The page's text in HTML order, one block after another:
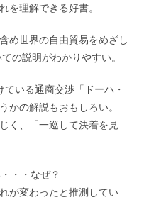
を理解できる好書。
め世界の自由貿易をめざし
の説明がわかりやすい。
いる通商交渉「ドーハ・
かの解説もおもしろい。
く、「一巡して決着を見
・・なぜ？
が変わったと推測してい